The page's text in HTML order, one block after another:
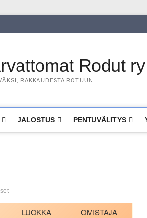
Rodut ry
RAKKAUDESTA ROTUUN.
JALOSTUS PENTUVÄLITYS
LUOKKA OMISTAJA